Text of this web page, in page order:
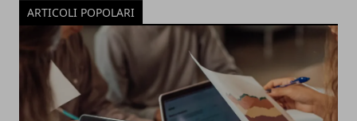
ARTICOLI POPOLARI